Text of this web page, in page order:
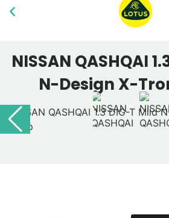
NISSAN QASHQAI
N-Design X-